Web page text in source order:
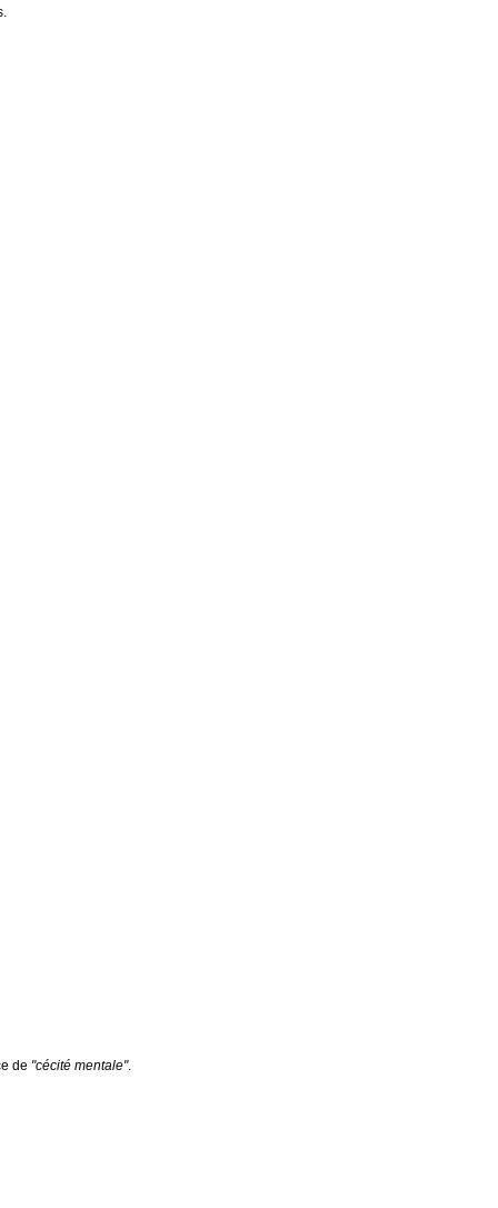
de "cécité mentale".